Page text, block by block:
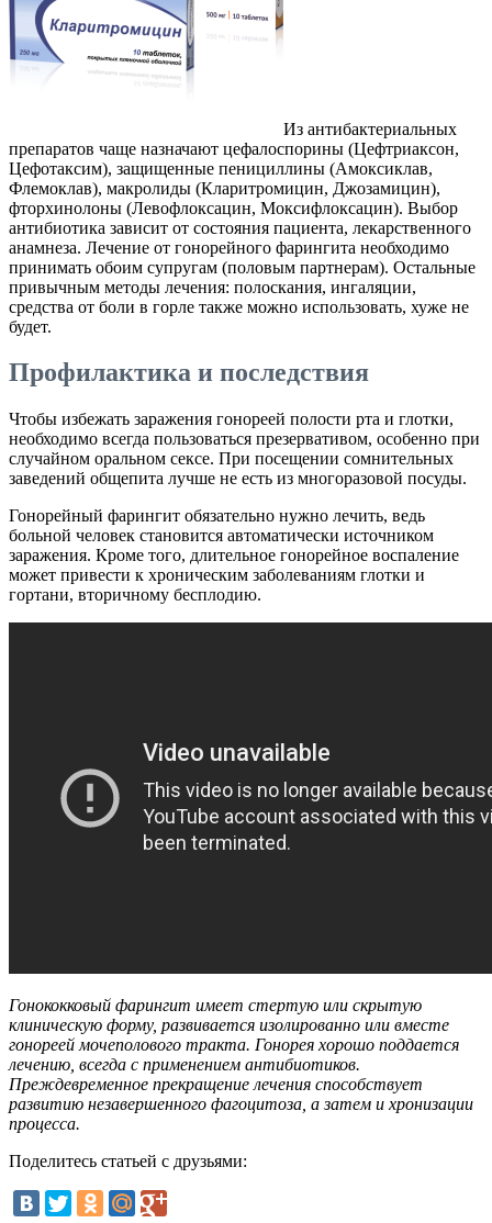
Из антибактериальных
препаратов чаще назначают цефалоспорины (Цефтриаксон,
Цефотаксим), защищенные пенициллины (Амоксиклав,
Флемоклав), макролиды (Кларитромицин, Джозамицин),
фторхинолоны (Левофлоксацин, Моксифлоксацин). Выбор
антибиотика зависит от состояния пациента, лекарственного
анамнеза. Лечение от гонорейного фарингита необходимо
принимать обоим супругам (половым партнерам). Остальные
привычным методы лечения: полоскания, ингаляции,
средства от боли в горле также можно использовать, хуже не
будет.
Профилактика и последствия
Чтобы избежать заражения гонореей полости рта и глотки,
необходимо всегда пользоваться презервативом, особенно при
случайном оральном сексе. При посещении сомнительных
заведений общепита лучше не есть из многоразовой посуды.
Гонорейный фарингит обязательно нужно лечить, ведь
больной человек становится автоматически источником
заражения. Кроме того, длительное гонорейное воспаление
может привести к хроническим заболеваниям глотки и
гортани, вторичному бесплодию.
Гонококковый фарингит имеет стертую или скрытую
клиническую форму, развивается изолированно или вместе
гонореей мочеполового тракта. Гонорея хорошо поддается
лечению, всегда с применением антибиотиков.
Преждевременное прекращение лечения способствует
развитию незавершенного фагоцитоза, а затем и хронизации
процесса.
Поделитесь статьей с друзьями: